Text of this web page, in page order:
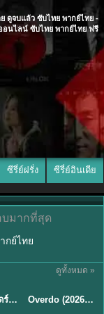
ดูจบแล้ว ซับไทย พากย์ไทย -
อนไลน์ ซับไทย พากย์ไทย ฟรี
ซีรี่ย์ฝรั่ง ซีรี่ย์อินเดีย
มากที่สุด
กย์ไทย
ดูทั้งหมด »
ฤดูร้อนนิรันดร์ (2026) Never-Ending Summer พากย์ไทย EP.1-29
ซับไทย
Overdo (2026) รักเกินแค้น พากย์ไทย ซับไทย EP1-33 (จบ)